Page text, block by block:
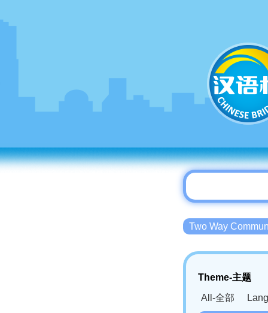
Two Way
Theme-主题
All-全部